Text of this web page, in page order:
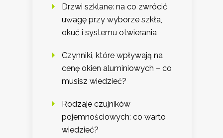
Drzwi szklane: na co zwrócić
uwagę przy wyborze szkła,
okuć i systemu otwierania
Czynniki, które wpływają na
cenę okien aluminiowych – co
musisz wiedzieć?
Rodzaje czujników
pojemnościowych: co warto
wiedzieć?